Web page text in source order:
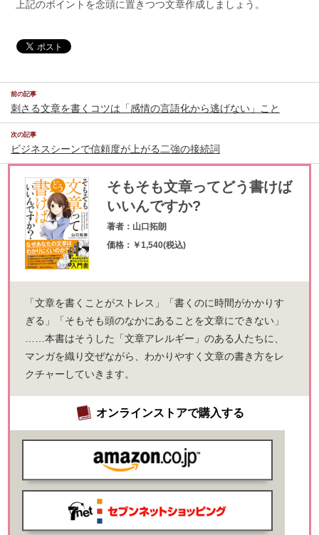
上記のポイントを念頭に置きつつ文章作成しましょう。
前の記事
刺さる文章を書くコツは「感情の言語化から逃げない」こと
次の記事
ビジネスシーンで信頼度が上がる二強の接続詞
そもそも文章ってどう書けば
いいんですか?
著者：山口拓朗
価格：￥1,540(税込)
「文章を書くことがストレス」「書くのに時間がかかりす
ぎる」「そもそも頭のなかにあることを文章にできない」
……本書はそうした「文章アレルギー」のある人たちに、
マンガを織り交ぜながら、わかりやすく文章の書き方をレ
クチャーしていきます。
オンラインストアで購入する